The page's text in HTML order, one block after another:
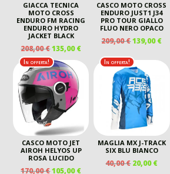
GIACCA TECNICA
MOTO CROSS
ENDURO FM RACING
ENDURO HYDRO
JACKET BLACK
208,00€IL
PREZZO
ORIGINALE
ERA:
208,00 €.
135,00€IL
PREZZO
ATTUALE
135,00 €.
CASCO MOTO CROSS
ENDURO JUST1 J34
PRO TOUR GIALLO
FLUO NERO OPACO
209,00€IL
ORIGINALE
ERA:
209,00 €.
139,00€IL
In offerta!
CASCO MOTO JET
AIROH HELYOS UP
ROSA LUCIDO
170,00€IL
105,00€IL
In offerta!
MAGLIA MX J-TRACK
SIX BLU BIANCO
40,00€ IL
20,00€IL